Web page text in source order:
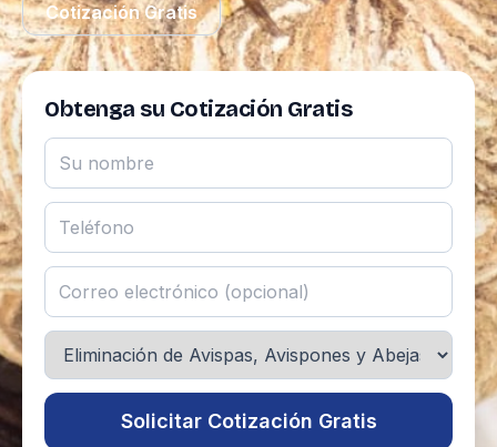
Cotización Gratis
Obtenga su Cotización Gratis
Solicitar Cotización Gratis